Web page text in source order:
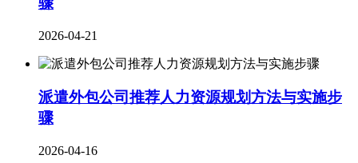
2026-04-21
派遣外包公司推荐人力资源规划方法与实施步
骤
2026-04-16